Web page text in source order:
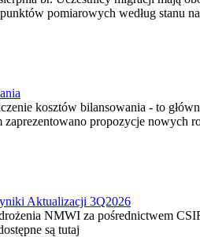
pomiarowych według stanu
kosztów bilansowania - to
propozycje nowych
Aktualizacji 3Q2026
NMWI za pośrednictwem
są tutaj